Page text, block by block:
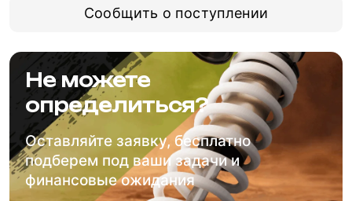
Сообщить о поступлении
Не можете
определиться?
Оставляйте заявку, бесплатно
подберем под ваши задачи и
финансовые ожидания